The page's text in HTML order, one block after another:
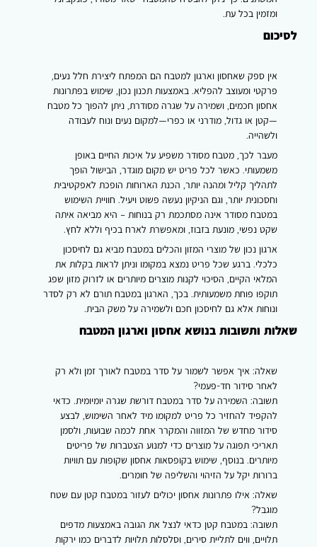
ומזמין בכל עת.
לסיכום
אין ספק שאחסון וארגון למטבח הם המפתח ליצירת חלל נעים,
פרקטי ומעוצב להפליא. באמצעות תכנון נכון, שימוש בפתרונות
אחסון חכמים, ושמירה על שגרה מסודרת, ניתן להפוך כל מטבח
—קטן או גדול, מודרני או כפרי—למקום נעים ונוח לעבודה
ולשהייה.
מעבר לכך, מטבח מסודר משפיע על איכות החיים באופן
משמעותי. כאשר לכל פריט יש מקום מוגדר, הבישול הופך
לתהליך קליל ומהנה יותר, הכנת הארוחות הופכת לאפקטיבית
וחסכונית יותר, וגם הניקיון נעשה פשוט ויעיל. חוויית השימוש
במטבח מסודר אינה מסתכמת רק בנוחות – היא מביאה איתה
שקט נפשי, מונעת בזבוז, ומאפשרת לארח בכיף וללא לחץ.
ארגון נכון של מוצרי המזון והכלים במטבח מביא גם לחיסכון
כלכלי. ברגע שכל פריט נמצא במקומו וניתן לראות בקלות את
המלאי הקיים, הסיכוי לקנות מוצרים מיותרים או לזרוק מזון שפג
תוקפו פוחת משמעותית. בכך, הארגון במטבח תורם לא רק לסדר
ונוחות אלא גם לחיסכון חכם ולשמירה על משק הבית.
שאלות ותשובות בנושא אחסון וארגון המטבח
שאלה: איך אפשר לשמור על סדר במטבח לאורך זמן ולא רק
לאחר סידור חד-פעמי?
תשובה: השמירה על סדר במטבח דורשת שגרה יומיומית. כדאי
להקפיד להחזיר כל פריט למקומו מיד לאחר השימוש, לבצע
סידור מחדש של המזווה והמקרר אחת לכמה שבועות, ולסמן
תאריכי תפוגה על מוצרים כדי למנוע הצטברות של פריטים
מיותרים. בנוסף, שימוש בקופסאות אחסון שקופות עם תוויות
ברורות יקל על הזיהוי והשליפה של חומרים.
שאלה: אילו פתרונות אחסון יכולים לעזור במטבח קטן עם שטח
מוגבל?
תשובה: במטבח קטן כדאי לנצל את הגובה באמצעות מדפים
תלויים, ווים לתליית סירים, וסלסלות תלויות לדברים כמו ירקות